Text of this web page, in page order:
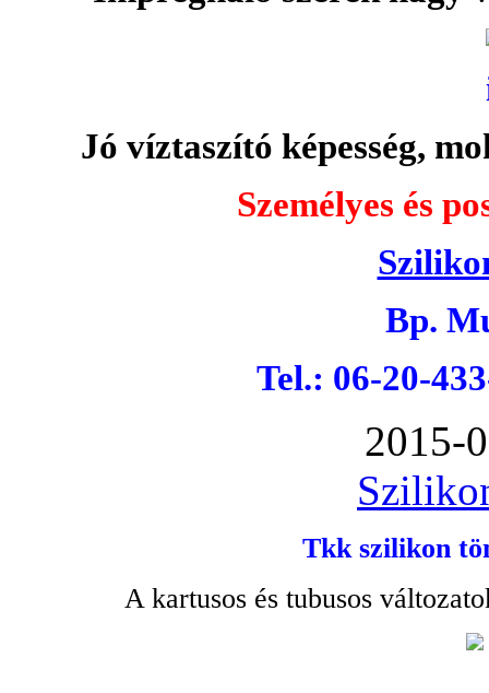
Jó víztaszító képesség,
Személyes és
Bp.
Tel.: 06-20-
2015-
Tkk szilikon
A kartusos és tubusos